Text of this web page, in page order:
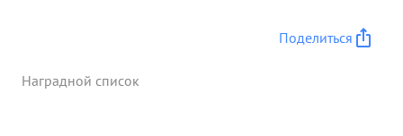
Поделиться
Наградной список